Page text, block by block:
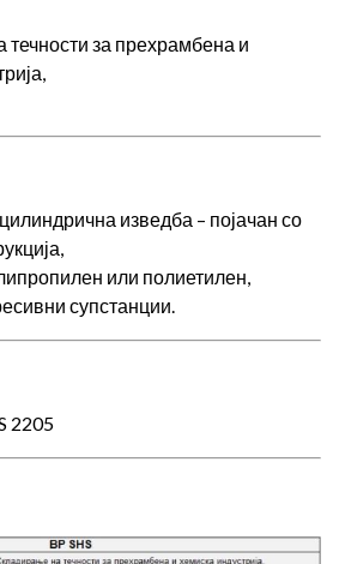
за прехрамбена и
изведба – појачан со
или полиетилен,
супстанции.
2205